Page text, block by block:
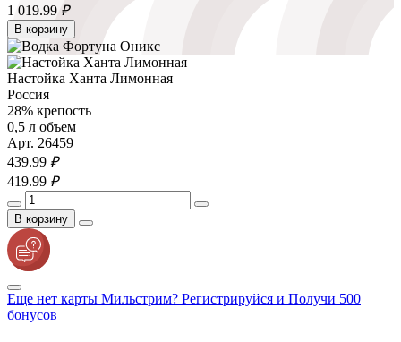
1 019.99 ₽
В корзину
Настойка Ханта Лимонная
Россия
28% крепость
0,5 л объем
Арт. 26459
439.99 ₽
419.99 ₽
В корзину
Еще нет карты Мильстрим? Регистрируйся и Получи 500
бонусов